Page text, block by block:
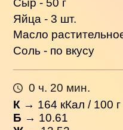
Сыр - 50 г
Яйца - 3 шт.
Масло
Соль - по вкусу
0 ч. 20 мин.
К → 164 кКал / 100 г
Б → 10.61